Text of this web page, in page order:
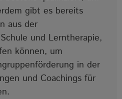
gibt es bereits
aus der
und Lerntherapie,
können, um
in der
und Coachings für